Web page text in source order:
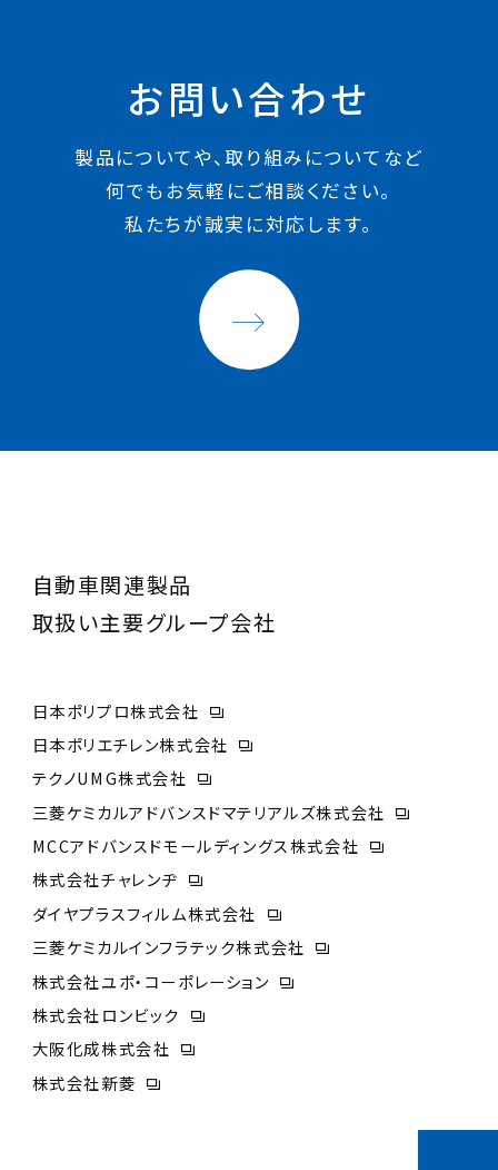
お問い合わせ
製品についてや、取り組みについてなど
何でもお気軽にご相談ください。
私たちが誠実に対応します。
自動車関連製品
取扱い主要グループ会社
日本ポリプロ株式会社
MCCアドバンスドモールディングス株式会社
三菱ケミカルアドバンスドマテリアルズ株式会社
株式会社チャレンヂ
ダイヤプラスフィルム株式会社
三菱ケミカルインフラテック株式会社
株式会社ユポ・コーポレーション
株式会社ロンビック
大阪化成株式会社
株式会社新菱
テクノUMG株式会社
日本ポリエチレン株式会社